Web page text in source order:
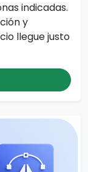
indicadas.
y
llegue justo